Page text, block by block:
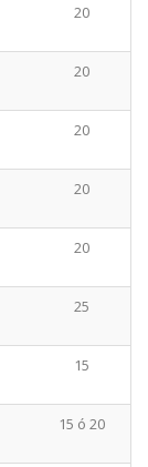
20
20
20
20
20
25
15
15 ó 20